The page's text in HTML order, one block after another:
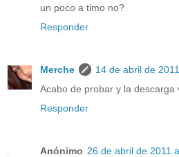
un poco a timo no?
Responder
Merche
14 de abril de
Acabo de probar y la
Responder
Anónimo 26 de abril de 2011